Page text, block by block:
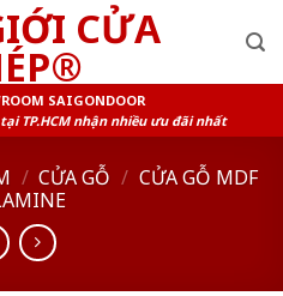
SAIGONDOOR
TP.HCM nhận nhiều ưu đãi nhất
/ CỬA GỖ / CỬA GỖ MDF